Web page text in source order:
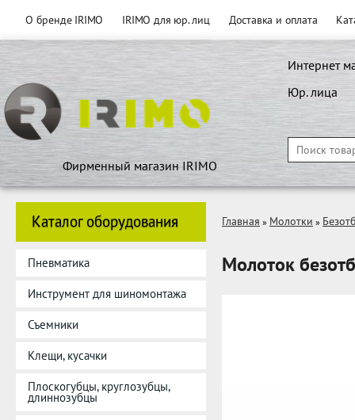
О бренде IRIMO IRIMO для юр. лиц Доставка и оплата
Фирменный магазин IRIMO
Интернет
Юр. лица
Каталог оборудования
Пневматика
Инструмент для шиномонтажа
Съемники
Клещи, кусачки
Плоскогубцы, круглозубцы,
длиннозубцы
Главная » Молотки »
Молоток